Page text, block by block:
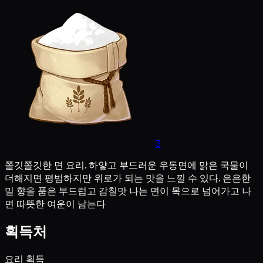
3
쫄깃쫄깃한 면 요리. 하얗고 부드러운 우동면에 맑은 국물이
더해지면 평범하지만 위로가 되는 맛을 느낄 수 있다. 은은한
밀 향을 품은 부드럽고 감칠맛 나는 면이 목으로 넘어가고 나
면 따뜻한 여운이 남는다
획득처
요리 획득